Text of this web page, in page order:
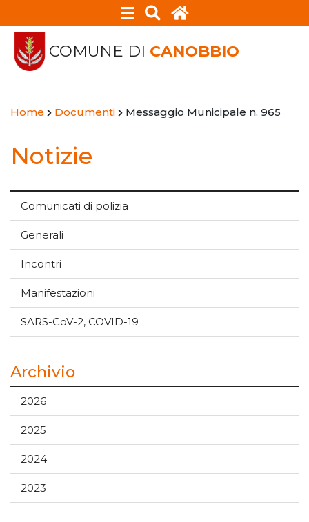
COMUNE DI CANOBBIO
Home Documenti Messaggio Municipale n. 965
Notizie
Comunicati di polizia
Generali
Incontri
Manifestazioni
SARS-CoV-2, COVID-19
Archivio
2026
2025
2024
2023